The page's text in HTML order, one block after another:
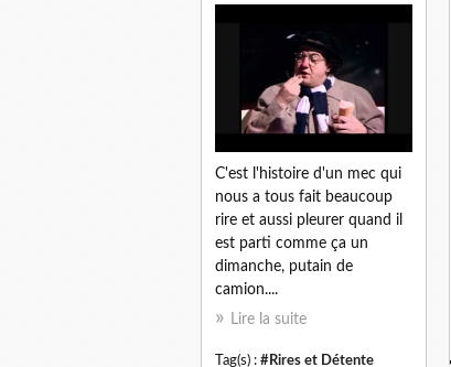
C'est l'histoire d'un mec qui
nous a tous fait beaucoup
rire et aussi pleurer quand il
est parti comme ça un
dimanche, putain de
camion....
Lire la suite
Tag(s) : #Rires et Détente